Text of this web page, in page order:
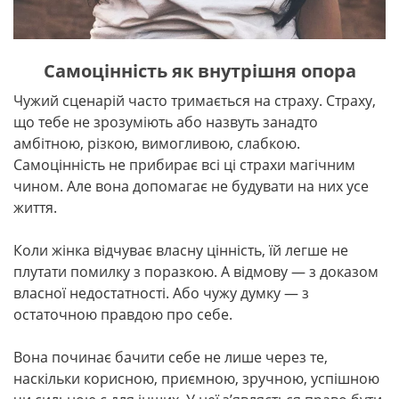
Самоцінність як внутрішня опора
Чужий сценарій часто тримається на страху. Страху,
що тебе не зрозуміють або назвуть занадто
амбітною, різкою, вимогливою, слабкою.
Самоцінність не прибирає всі ці страхи магічним
чином. Але вона допомагає не будувати на них усе
життя.
Коли жінка відчуває власну цінність, їй легше не
плутати помилку з поразкою. А відмову — з доказом
власної недостатності. Або чужу думку — з
остаточною правдою про себе.
Вона починає бачити себе не лише через те,
наскільки корисною, приємною, зручною, успішною